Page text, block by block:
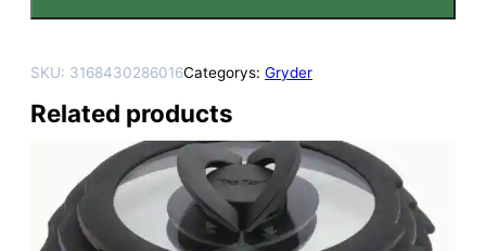
SKU: 3168430286016Categorys: Gryder
Related products